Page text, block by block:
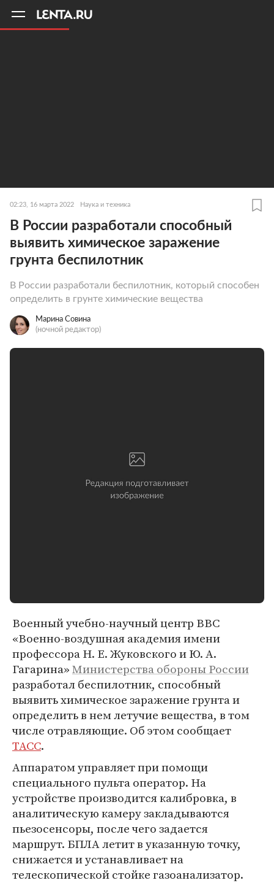
02:23, 16 марта 2022 Наука и техника
В России разработали способный
выявить химическое заражение
грунта беспилотник
В России разработали беспилотник, который способен
определить в грунте химические вещества
Марина Совина
(ночной редактор)
Военный учебно-научный центр ВВС
«Военно-воздушная академия имени
профессора Н. Е. Жуковского и Ю. А.
Гагарина»Министерства обороны России
разработал беспилотник, способный
выявить химическое заражение грунта и
определить в нем летучие вещества, в том
числе отравляющие. Об этом сообщает
ТАСС.
Аппаратом управляет при помощи
специального пульта оператор. На
устройстве производится калибровка, в
аналитическую камеру закладываются
пьезосенсоры, после чего задается
маршрут. БПЛА летит в указанную точку,
снижается и устанавливает на
телескопической стойке газоанализатор.